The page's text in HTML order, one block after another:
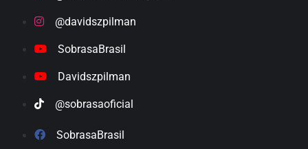
@davidszpilman
SobrasaBrasil
Davidszpilman
@sobrasaoficial
SobrasaBrasil